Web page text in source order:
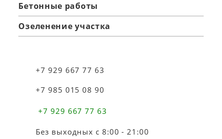
Бетонные работы
Озеленение участка
+7 929 667 77 63
+7 985 015 08 90
+7 929 667 77 63
Без выходных с 8:00 - 21:00